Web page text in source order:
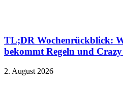
TL;DR Wochenrückblick:
bekommt Regeln und
2. August 2026